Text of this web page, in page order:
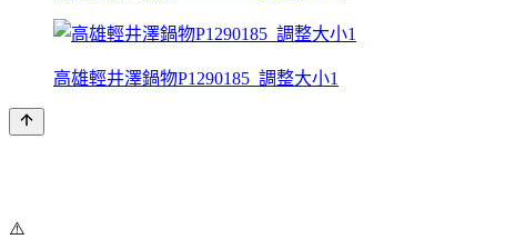
高雄輕井澤鍋物P1290185_調整大小1
⚠️